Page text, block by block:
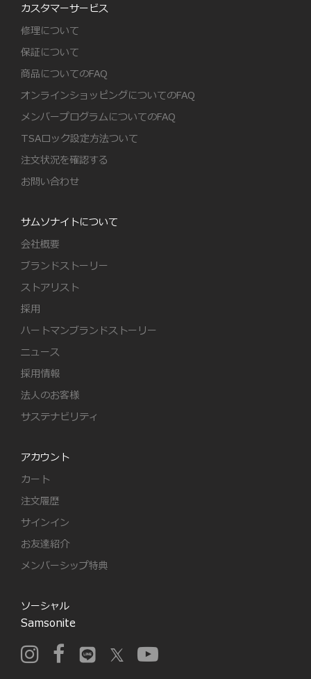
カスタマーサービス
修理について
保証について
商品についてのFAQ
オンラインショッピングについてのFAQ
メンバープログラムについてのFAQ
TSAロック設定方法ついて
注文状況を確認する
お問い合わせ
サムソナイトについて
会社概要
ブランドストーリー
ストアリスト
採用
ハートマンブランドストーリー
ニュース
採用情報
法人のお客様
サステナビリティ
アカウント
カート
注文履歴
サインイン
お友達紹介
メンバーシップ特典
ソーシャル
Samsonite